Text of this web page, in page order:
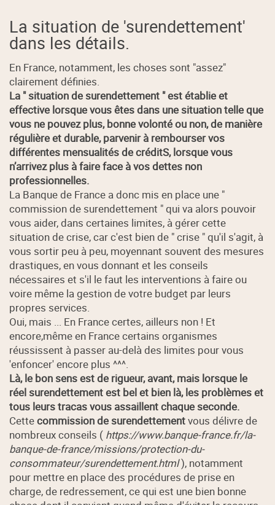
La situation de 'surendettement'
dans les détails.
En France, notamment, les choses sont "assez"
clairement définies.
La " situation de surendettement " est établie et
effective lorsque vous êtes dans une situation telle que
vous ne pouvez plus, bonne volonté ou non, de manière
régulière et durable, parvenir à rembourser vos
différentes mensualités de créditS, lorsque vous
n’arrivez plus à faire face à vos dettes non
professionnelles.
La Banque de France a donc mis en place une "
commission de surendettement " qui va alors pouvoir
vous aider, dans certaines limites, à gérer cette
situation de crise, car c'est bien de " crise " qu'il s'agit, à
vous sortir peu à peu, moyennant souvent des mesures
drastiques, en vous donnant et les conseils
nécessaires et s'il le faut les interventions à faire ou
voire même la gestion de votre budget par leurs
propres services.
Oui, mais ... En France certes, ailleurs non ! Et
encore,même en France certains organismes
réussissent à passer au-delà des limites pour vous
'enfoncer' encore plus ^^^.
Là, le bon sens est de rigueur, avant, mais lorsque le
réel surendettement est bel et bien là, les problèmes et
tous leurs tracas vous assaillent chaque seconde.
Cettecommission de surendettementvous délivre de
nombreux conseils ( https://www.banque-france.fr/la-
banque-de-france/missions/protection-du-
consommateur/surendettement.html), notamment
pour mettre en place des procédures de prise en
charge, de redressement, ce qui est une bien bonne